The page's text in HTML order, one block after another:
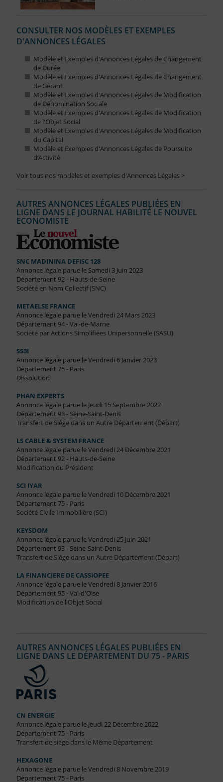
CONSULTER NOS MODÈLES ET EXEMPLES
D'ANNONCES LÉGALES
Modèle et Exemples d'Annonces Légales de Changement
de Durée
Modèle et Exemples d'Annonces Légales de Changement
de Gérant
Modèle et Exemples d'Annonces Légales de Modification
de Dénomination Sociale
Modèle et Exemples d'Annonces Légales de Modification
de l'Objet Social
Modèle et Exemples d'Annonces Légales de Modification
du Capital
Modèle et Exemples d'Annonces Légales de Poursuite
d’Activité
Voir tous nos modèles et exemples d'Annonces Légales >
AUTRES ANNONCES LÉGALES PUBLIÉES EN
LIGNE DANS LE JOURNAL HABILITÉ LE NOUVEL
ECONOMISTE
SNC MADININA DEFISC 128
Annonce légale parue le Samedi 3 Juin 2023
Département 92 - Hauts-de-Seine
Société en Nom Collectif (SNC)
METAELSE FRANCE
Annonce légale parue le Vendredi 24 Mars 2023
Département 94 - Val-de-Marne
Société par Actions Simplifiées Unipersonnelle (SASU)
SS3I
Annonce légale parue le Vendredi 6 Janvier 2023
Département 75 - Paris
Dissolution
PHAN EXPERTS
Annonce légale parue le Jeudi 15 Septembre 2022
Département 93 - Seine-Saint-Denis
Transfert de Siège dans un Autre Département (Départ)
LS CABLE & SYSTEM FRANCE
Annonce légale parue le Vendredi 24 Décembre 2021
Département 92 - Hauts-de-Seine
Modification du Président
SCI IYAR
Annonce légale parue le Vendredi 10 Décembre 2021
Département 75 - Paris
Société Civile Immobilière (SCI)
KEYSDOM
Annonce légale parue le Vendredi 25 Juin 2021
Département 93 - Seine-Saint-Denis
Transfert de Siège dans un Autre Département (Départ)
LA FINANCIERE DE CASSIOPEE
Annonce légale parue le Vendredi 8 Janvier 2016
Département 95 - Val-d'Oise
Modification de l'Objet Social
AUTRES ANNONCES LÉGALES PUBLIÉES EN
LIGNE DANS LE DÉPARTEMENT DU 75 - PARIS
CN ENERGIE
Annonce légale parue le Jeudi 22 Décembre 2022
Département 75 - Paris
Transfert de siège dans le Même Département
HEXAGONE
Annonce légale parue le Vendredi 8 Novembre 2019
Département 75 - Paris